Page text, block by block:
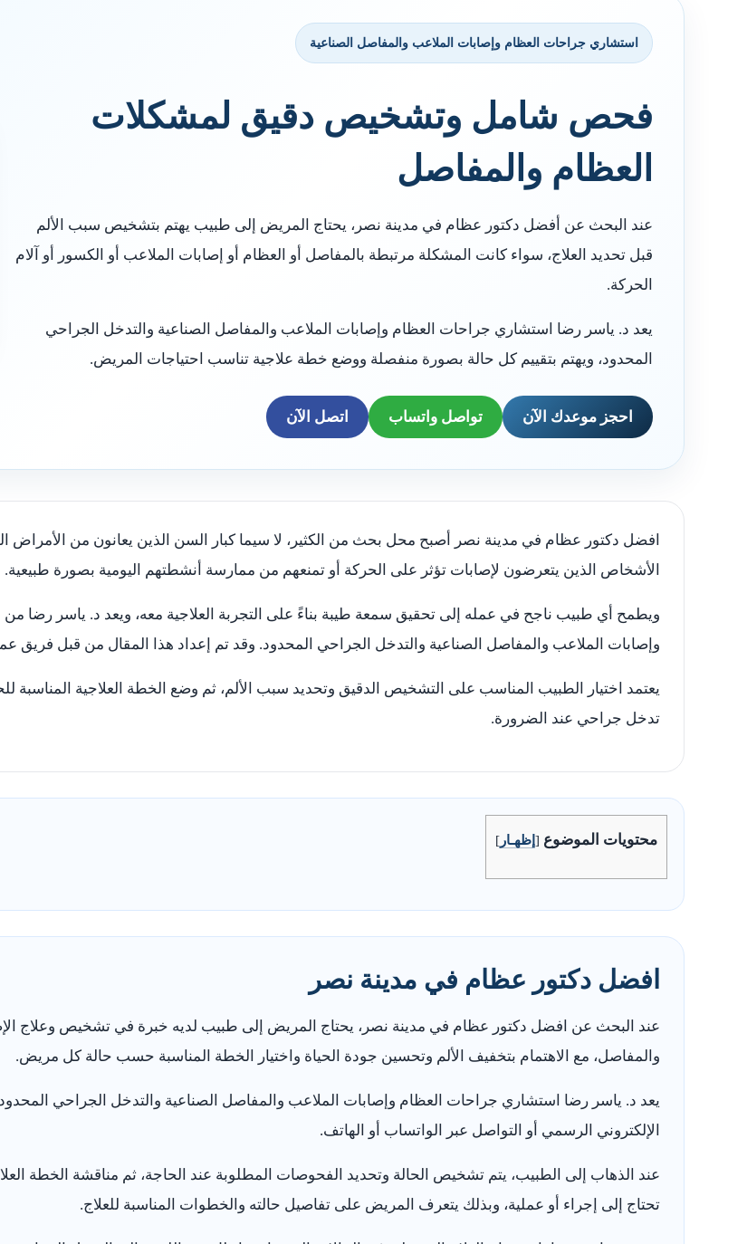
استشاري جراحات العظام وإصابات الملاعب والمفاصل الصناعية
فحص شامل وتشخيص دقيق لمشكلات
العظام والمفاصل
عند البحث عن أفضل دكتور عظام في مدينة نصر، يحتاج المريض إلى طبيب يهتم بتشخيص سبب الألم
قبل تحديد العلاج، سواء كانت المشكلة مرتبطة بالمفاصل أو العظام أو إصابات الملاعب أو الكسور أو آلام
الحركة.
يعد د. ياسر رضا استشاري جراحات العظام وإصابات الملاعب والمفاصل الصناعية والتدخل الجراحي
المحدود، ويهتم بتقييم كل حالة بصورة منفصلة ووضع خطة علاجية تناسب احتياجات المريض.
احجز موعدك الآن تواصل واتساب اتصل الآن
افضل دكتور عظام في مدينة نصر أصبح محل بحث من الكثير، لا سيما كبار السن الذين يعانون من الأمراض
الأشخاص الذين يتعرضون لإصابات تؤثر على الحركة أو تمنعهم من ممارسة أنشطتهم اليومية بصورة طبيعية.
ويطمح أي طبيب ناجح في عمله إلى تحقيق سمعة طيبة بناءً على التجربة العلاجية معه، ويعد د. ياسر رضا
وإصابات الملاعب والمفاصل الصناعية والتدخل الجراحي المحدود. وقد تم إعداد هذا المقال من قبل فريق
يعتمد اختيار الطبيب المناسب على التشخيص الدقيق وتحديد سبب الألم، ثم وضع الخطة العلاجية المناسبة
تدخل جراحي عند الضرورة.
محتويات الموضوع [إظهـار ]
افضل دكتور عظام في مدينة نصر
عند البحث عن افضل دكتور عظام في مدينة نصر، يحتاج المريض إلى طبيب لديه خبرة في تشخيص وعلاج
والمفاصل، مع الاهتمام بتخفيف الألم وتحسين جودة الحياة واختيار الخطة المناسبة حسب حالة كل مريض.
يعد د. ياسر رضا استشاري جراحات العظام وإصابات الملاعب والمفاصل الصناعية والتدخل الجراحي
الإلكتروني الرسمي أو التواصل عبر الواتساب أو الهاتف.
عند الذهاب إلى الطبيب، يتم تشخيص الحالة وتحديد الفحوصات المطلوبة عند الحاجة، ثم مناقشة الخطة
تحتاج إلى إجراء أو عملية، وبذلك يتعرف المريض على تفاصيل حالته والخطوات المناسبة للعلاج.